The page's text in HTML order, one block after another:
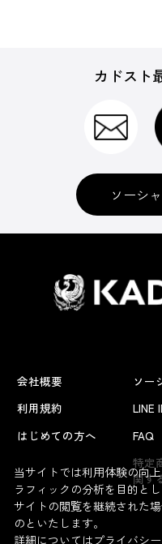
カドスト
ソーシ
会社概要
利用規約
はじめての方へ
ソー
LINE
FAQ
特定
関す
当サイトでは利用体験の向
ラフィックの分析を目的と
サイトの閲覧を継続された
のといたします。
詳細についてはプライバシ